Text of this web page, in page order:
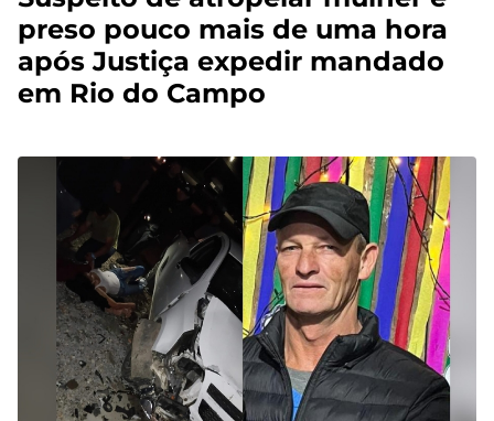
preso pouco mais de uma hora
após Justiça expedir mandado
em Rio do Campo